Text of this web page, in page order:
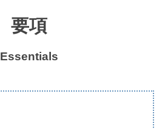
要項
Essentials